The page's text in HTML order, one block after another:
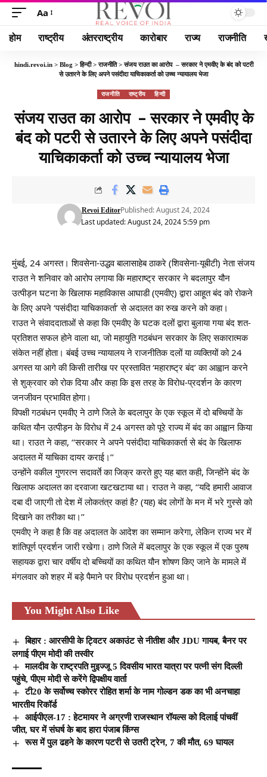
Aa
होम राष्ट्रीय अंतरराष्ट्रीय कारोबार राज्य राजनीति
hindi.revoi.in> Blog >हिन्दी>राजनीति>संजय राउत का आरोप – सरकार ने एमवीए के बंद को पटरी
से उतारने के लिए अपने पसंदीदा याचिकाकर्ता को उच्च न्यायालय भेजा
राजनीति राष्ट्रीय हिन्दी
संजय राउत का आरोप – सरकार ने एमवीए के
बंद को पटरी से उतारने के लिए अपने पसंदीदा
याचिकाकर्ता को उच्च न्यायालय भेजा
Last updated: August 24, 2024 5:59 pm
Revoi EditorPublished: August 24, 2024
मुंबई, 24 अगस्त। शिवसेना-उद्धव बालासाहेब ठाकरे (शिवसेना-यूबीटी) नेता संजय
राउत ने शनिवार को आरोप लगाया कि महाराष्ट्र सरकार ने बदलापुर यौन
उत्पीड़न घटना के खिलाफ महाविकास आघाडी (एमवीए) द्वारा आहूत बंद को रोकने
के लिए अपने ‘पसंदीदा याचिकाकर्ता’ से अदालत का रुख करने को कहा।
राउत ने संवाददाताओं से कहा कि एमवीए के घटक दलों द्वारा बुलाया गया बंद शत-
प्रतिशत सफल होने वाला था, जो महायुति गठबंधन सरकार के लिए सकारात्मक
संकेत नहीं होता। बंबई उच्च न्यायालय ने राजनीतिक दलों या व्यक्तियों को 24
अगस्त या आगे की किसी तारीख पर प्रस्तावित ‘महाराष्ट्र बंद’ का आह्वान करने
से शुक्रवार को रोक दिया और कहा कि इस तरह के विरोध-प्रदर्शन के कारण
जनजीवन प्रभावित होगा।
विपक्षी गठबंधन एमवीए ने ठाणे जिले के बदलापुर के एक स्कूल में दो बच्चियों के
कथित यौन उत्पीड़न के विरोध में 24 अगस्त को पूरे राज्य में बंद का आह्वान किया
था। राउत ने कहा, ‘‘सरकार ने अपने पसंदीदा याचिकाकर्ता से बंद के खिलाफ
अदालत में याचिका दायर कराई।’’
उन्होंने वकील गुणरत्न सदावर्ते का जिक्र करते हुए यह बात कही, जिन्होंने बंद के
खिलाफ अदालत का दरवाजा खटखटाया था। राउत ने कहा, ‘‘यदि हमारी आवाज
दबा दी जाएगी तो देश में लोकतंत्र कहां है? (यह) बंद लोगों के मन में भरे गुस्से को
दिखाने का तरीका था।’’
एमवीए ने कहा है कि वह अदालत के आदेश का सम्मान करेगा, लेकिन राज्य भर में
शांतिपूर्ण प्रदर्शन जारी रखेगा। ठाणे जिले में बदलापुर के एक स्कूल में एक पुरुष
सहायक द्वारा चार वर्षीय दो बच्चियों का कथित यौन शोषण किए जाने के मामले में
मंगलवार को शहर में बड़े पैमाने पर विरोध प्रदर्शन हुआ था।
You Might Also Like
बिहार : आरसीपी के ट्विटर अकाउंट से नीतीश और JDU गायब, बैनर पर
लगाई पीएम मोदी की तस्वीर
मालदीव के राष्ट्रपति मुइज्जू 5 दिवसीय भारत यात्रा पर पत्नी संग दिल्ली
पहुंचे, पीएम मोदी से करेंगे द्विपक्षीय वार्ता
टी20 के सर्वोच्च स्कोरर रोहित शर्मा के नाम गोल्डन डक का भी अनचाहा
भारतीय रिकॉर्ड
आईपीएल-17 : हेटमायर ने अग्रणी राजस्थान रॉयल्स को दिलाई पांचवीं
जीत, घर में संघर्ष के बाद हारा पंजाब किंग्स
रूस में पुल ढहने के कारण पटरी से उतरी ट्रेन, 7 की मौत, 69 घायल